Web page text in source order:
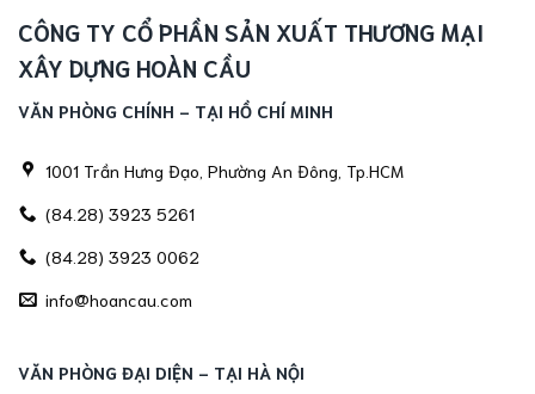
CÔNG TY CỔ PHẦN SẢN XUẤT THƯƠNG MẠI
XÂY DỰNG HOÀN CẦU
VĂN PHÒNG CHÍNH - TẠI HỒ CHÍ MINH
1001 Trần Hưng Đạo, Phường An Đông, Tp.HCM
(84.28) 3923 5261
(84.28) 3923 0062
info@hoancau.com
VĂN PHÒNG ĐẠI DIỆN - TẠI HÀ NỘI